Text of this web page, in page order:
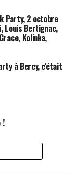
c’est son
album :
très vite, quand il
Il explique que dans
Party, 2 octobre
Louis Bertignac,
Kolinka,
à Bercy, c’était
!